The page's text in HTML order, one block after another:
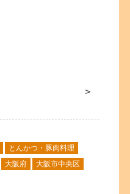
>
とんかつ・豚肉料理
大阪府 大阪市中央区